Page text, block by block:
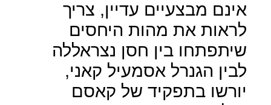
אינם מבצעיים עדיין, צריך
לראות את מהות היחסים
שיתפתחו בין חסן נצראללה
לבין הגנרל אסמעיל קאני,
יורשו בתפקיד של קאסם